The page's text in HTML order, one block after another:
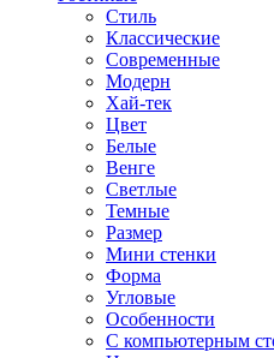
Стиль
Классические
Современные
Модерн
Хай-тек
Цвет
Белые
Венге
Светлые
Темные
Размер
Мини стенки
Форма
Угловые
Особенности
С компьютерным